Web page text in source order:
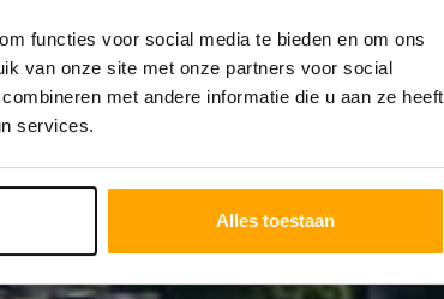
functies voor social media te bieden en om ons
van onze site met onze partners voor social
met andere informatie die u aan ze heeft
services.
Alles toestaan